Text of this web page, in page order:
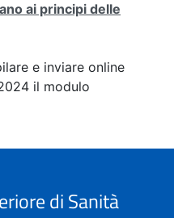
ai principi delle
e inviare online
il modulo
di Sanità